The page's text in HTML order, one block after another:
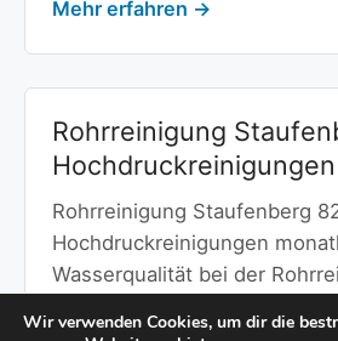
Mehr erfahren →
Rohrreinigung
Rohrreinigung Staufenberg
Hochdruckreinigungen
Wasserqualität bei der
Wir verwenden Cookies, um dir die